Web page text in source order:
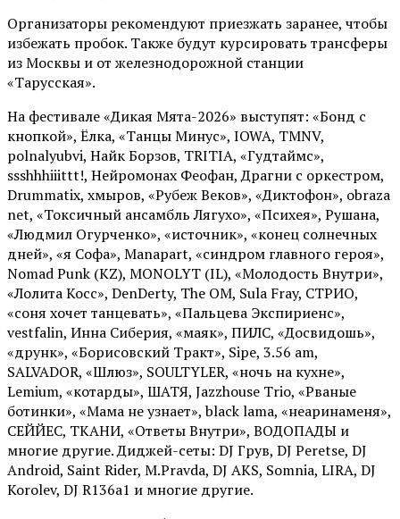
Организаторы рекомендуют приезжать заранее, чтобы
избежать пробок. Также будут курсировать трансферы
из Москвы и от железнодорожной станции
«Тарусская».
На фестивале «Дикая Мята-2026» выступят: «Бонд с
кнопкой», Ёлка, «Танцы Минус», IOWA, TMNV,
polnalyubvi, Найк Борзов, TRITIA, «Гудтаймс»,
ssshhhiiittt!, Нейромонах Феофан, Драгни с оркестром,
Drummatix, хмыров, «Рубеж Веков», «Диктофон», obraza
net, «Токсичный ансамбль Лягухо», «Психея», Рушана,
«Людмил Огурченко», «источник», «конец солнечных
дней», «я Софа», Manapart, «синдром главного героя»,
Nomad Punk (KZ), MONOLYT (IL), «Молодость Внутри»,
«Лолита Косс», DenDerty, The OM, Sula Fray, СТРИО,
«соня хочет танцевать», «Пальцева Экспириенс»,
vestfalin, Инна Сиберия, «маяк», ПИЛС, «Досвидошь»,
«друнк», «Борисовский Тракт», Sipe, 3.56 am,
SALVADOR, «Шлюз», SOULTYLER, «ночь на кухне»,
Lemium, «котарды», ШАТЯ, Jazzhouse Trio, «Рваные
ботинки», «Мама не узнает», black lama, «неаринаменя»,
СЕЙЙЕС, ТКАНИ, «Ответы Внутри», ВОДОПАДЫ и
многие другие. Диджей-сеты: DJ Грув, DJ Peretse, DJ
Android, Saint Rider, М.Pravda, DJ AKS, Somnia, LIRA, DJ
Korolev, DJ R136a1 и многие другие.